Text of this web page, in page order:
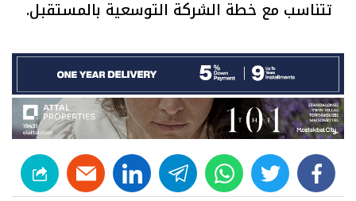
تتناسب مع خطة الشركة التوسعية بالمستقبل.
facebook
twitter
whats
telegram
linkedin